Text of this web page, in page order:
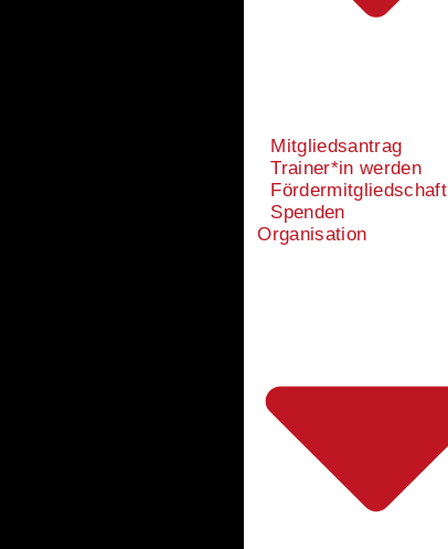
Mitgliedsantrag
Trainer*in werden
Fördermitgliedschaft
Spenden
Organisation